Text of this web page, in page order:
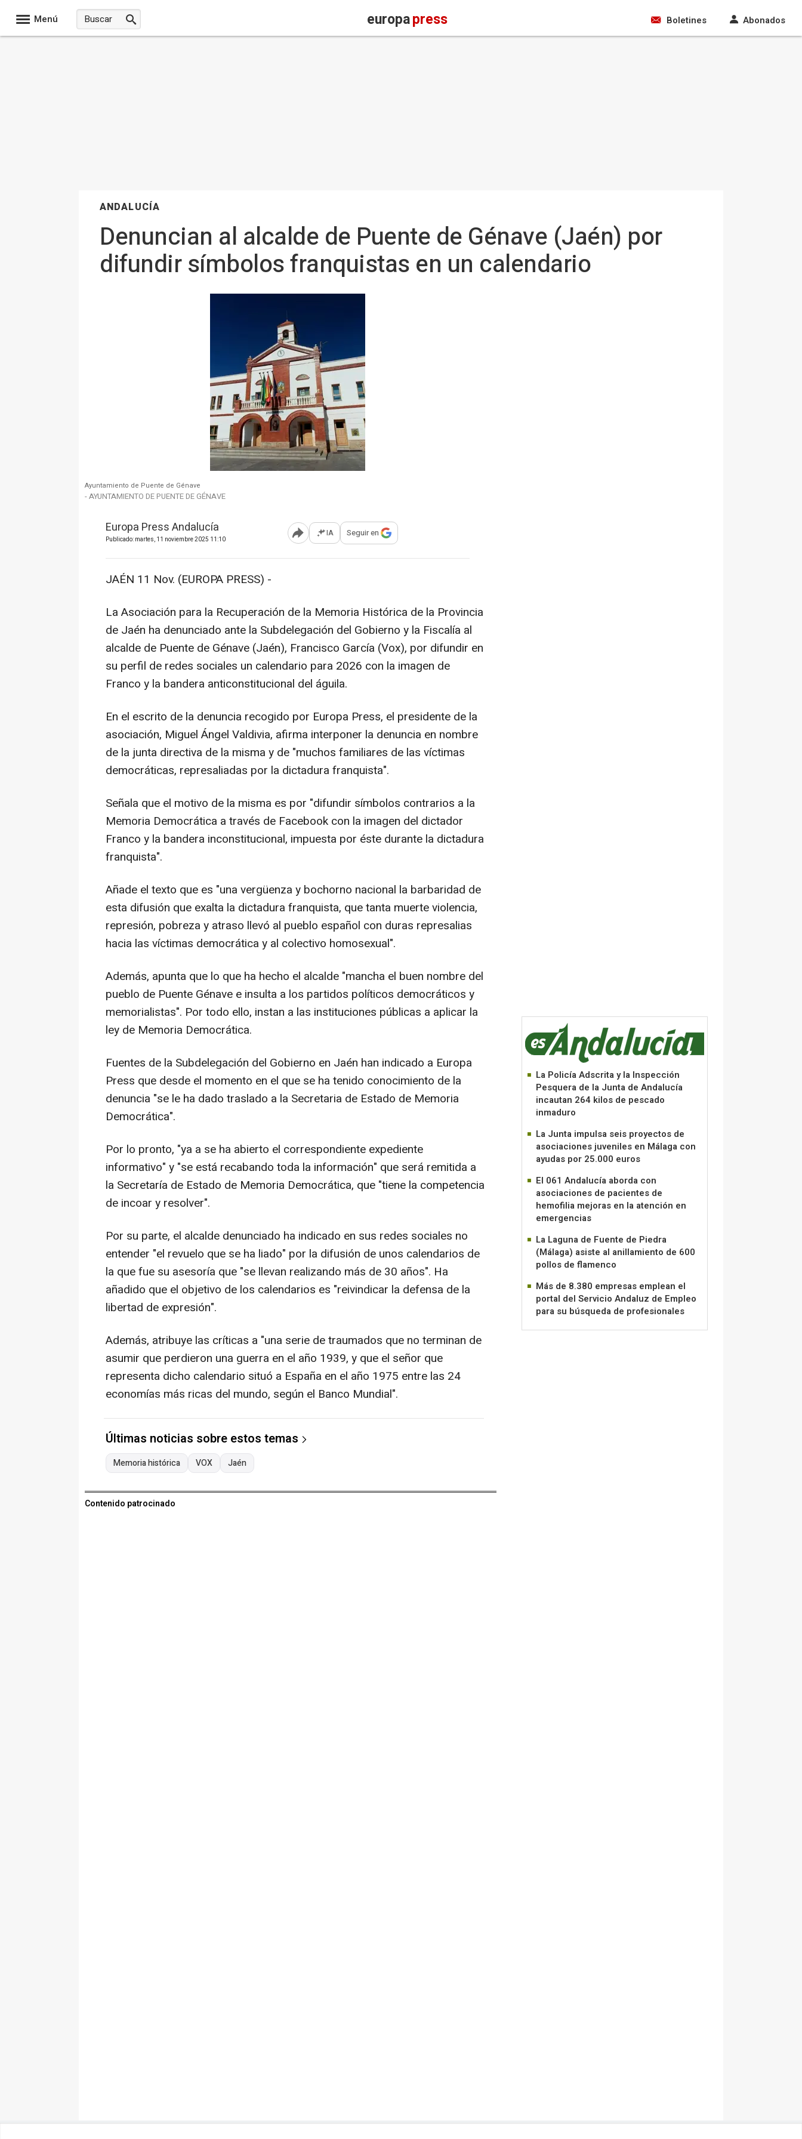
Menú europapress Boletines Abonados
ANDALUCÍA
Denuncian al alcalde de Puente de Génave (Jaén) por
difundir símbolos franquistas en un calendario
Ayuntamiento de Puente de Génave
- AYUNTAMIENTO DE PUENTE DE GÉNAVE
Europa Press Andalucía
Publicado: martes, 11 noviembre 2025 11:10 Abrir opciones para compartir
IA Seguir en
JAÉN 11 Nov. (EUROPA PRESS) -
La Asociación para la Recuperación de la Memoria Histórica de la Provincia
de Jaén ha denunciado ante la Subdelegación del Gobierno y la Fiscalía al
alcalde de Puente de Génave (Jaén), Francisco García (Vox), por difundir en
su perfil de redes sociales un calendario para 2026 con la imagen de
Franco y la bandera anticonstitucional del águila.
En el escrito de la denuncia recogido por Europa Press, el presidente de la
asociación, Miguel Ángel Valdivia, afirma interponer la denuncia en nombre
de la junta directiva de la misma y de "muchos familiares de las víctimas
democráticas, represaliadas por la dictadura franquista".
Señala que el motivo de la misma es por "difundir símbolos contrarios a la
Memoria Democrática a través de Facebook con la imagen del dictador
Franco y la bandera inconstitucional, impuesta por éste durante la dictadura
franquista".
Añade el texto que es "una vergüenza y bochorno nacional la barbaridad de
esta difusión que exalta la dictadura franquista, que tanta muerte violencia,
represión, pobreza y atraso llevó al pueblo español con duras represalias
hacia las víctimas democrática y al colectivo homosexual".
Además, apunta que lo que ha hecho el alcalde "mancha el buen nombre del
pueblo de Puente Génave e insulta a los partidos políticos democráticos y
memorialistas". Por todo ello, instan a las instituciones públicas a aplicar la
ley de Memoria Democrática.
Fuentes de la Subdelegación del Gobierno en Jaén han indicado a Europa
Press que desde el momento en el que se ha tenido conocimiento de la
denuncia "se le ha dado traslado a la Secretaria de Estado de Memoria
Democrática".
Por lo pronto, "ya a se ha abierto el correspondiente expediente
informativo" y "se está recabando toda la información" que será remitida a
la Secretaría de Estado de Memoria Democrática, que "tiene la competencia
de incoar y resolver".
Por su parte, el alcalde denunciado ha indicado en sus redes sociales no
entender "el revuelo que se ha liado" por la difusión de unos calendarios de
la que fue su asesoría que "se llevan realizando más de 30 años". Ha
añadido que el objetivo de los calendarios es "reivindicar la defensa de la
libertad de expresión".
Además, atribuye las críticas a "una serie de traumados que no terminan de
asumir que perdieron una guerra en el año 1939, y que el señor que
representa dicho calendario situó a España en el año 1975 entre las 24
economías más ricas del mundo, según el Banco Mundial".
Últimas noticias sobre estos temas
Memoria histórica VOX Jaén
Contenido patrocinado
La Policía Adscrita y la Inspección
Pesquera de la Junta de Andalucía
incautan 264 kilos de pescado
inmaduro
La Junta impulsa seis proyectos de
asociaciones juveniles en Málaga con
ayudas por 25.000 euros
El 061 Andalucía aborda con
asociaciones de pacientes de
hemofilia mejoras en la atención en
emergencias
La Laguna de Fuente de Piedra
(Málaga) asiste al anillamiento de 600
pollos de flamenco
Más de 8.380 empresas emplean el
portal del Servicio Andaluz de Empleo
para su búsqueda de profesionales